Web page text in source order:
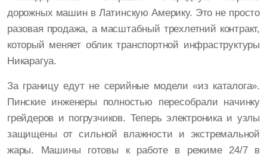
дорожных машин в Латинскую Америку. Это не просто
разовая продажа, а масштабный трехлетний контракт,
который меняет облик транспортной инфраструктуры
Никарагуа.
За границу едут не серийные модели «из каталога».
Пинские инженеры полностью пересобрали начинку
грейдеров и погрузчиков. Теперь электроника и узлы
защищены от сильной влажности и экстремальной
жары. Машины готовы к работе в режиме 24/7 в